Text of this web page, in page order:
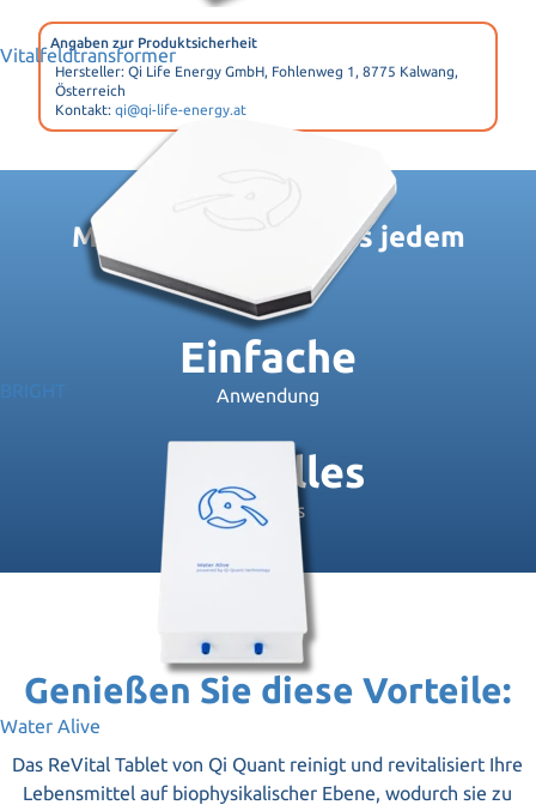
Vitalfeldtransformer
BRIGHT
Water Alive
Angaben zur Produktsicherheit
Hersteller: Qi Life Energy GmbH, Fohlenweg 1, 8775 Kalwang,
Österreich
Kontakt: qi@qi-life-energy.at
Mehr Lebenskraft aus jedem
Einfache
Anwendung
Schnelles
Ergebnis
Genießen Sie diese Vorteile:
Das ReVital Tablet von Qi Quant reinigt und revitalisiert Ihre
Lebensmittel auf biophysikalischer Ebene, wodurch sie zu